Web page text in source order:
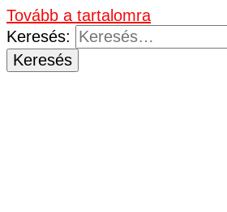
Tovább a tartalomra
Keresés: